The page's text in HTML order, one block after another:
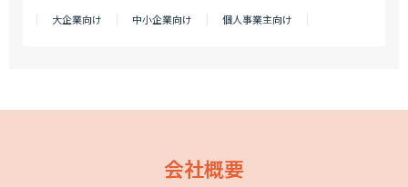
大企業向け 中小企業向け 個人事業主向け
会社概要